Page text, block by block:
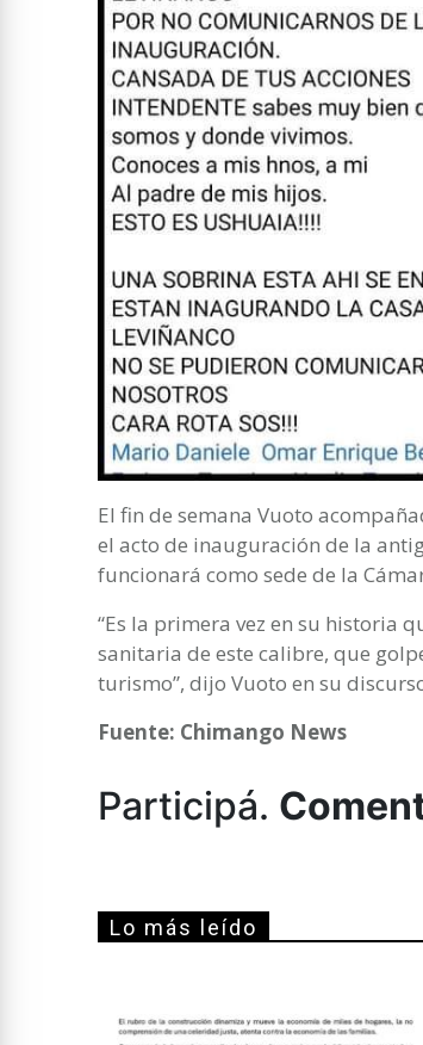
El fin de semana Vuoto
el acto de inauguración de la
funcionará como sede de la
“Es la primera vez en su historia
sanitaria de este calibre, que
turismo”, dijo Vuoto en su
Fuente: Chimango News
Participá.
Lo más leído